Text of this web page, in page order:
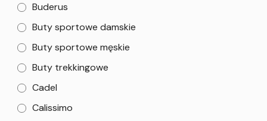
Buderus
Buty sportowe damskie
Buty sportowe męskie
Buty trekkingowe
Cadel
Calissimo